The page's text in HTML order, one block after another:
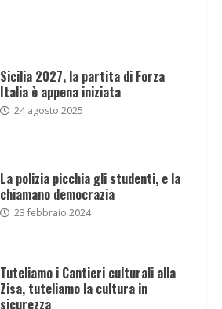
Sicilia 2027, la partita di Forza
Italia è appena iniziata
24 agosto 2025
La polizia picchia gli studenti, e la
chiamano democrazia
23 febbraio 2024
Tuteliamo i Cantieri culturali alla
Zisa, tuteliamo la cultura in
sicurezza